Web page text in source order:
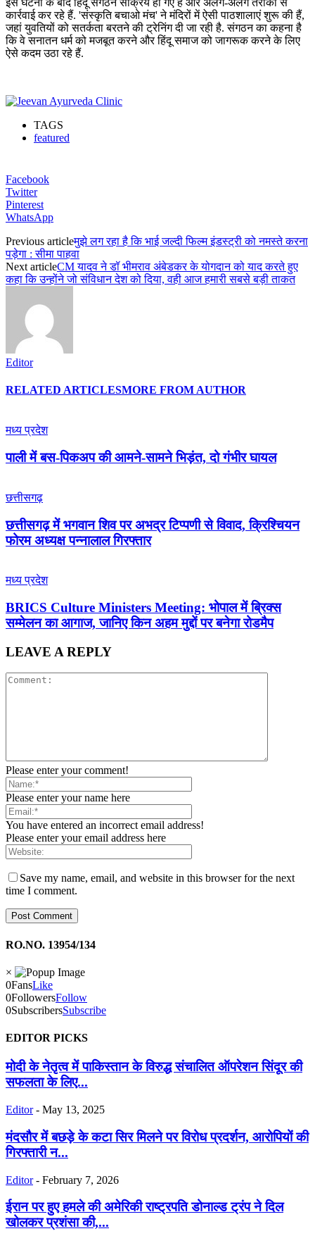
कार्रवाई कर रहे हैं. 'संस्कृति बचाओ मंच' ने मंदिरों में ऐसी पाठशालाएं शुरू की हैं,
जहां युवतियों को सतर्कता बरतने की ट्रेनिंग दी जा रही है. संगठन का कहना है
कि वे सनातन धर्म को मजबूत करने और हिंदू समाज को जागरूक करने के लिए
ऐसे कदम उठा रहे हैं.
TAGS
featured
Facebook
Twitter
Pinterest
WhatsApp
Previous articleमुझे लग रहा है कि भाई जल्दी फिल्म इंडस्ट्री को नमस्ते करना
पड़ेगा : सीमा पाहवा
Next articleCM यादव ने डॉ भीमराव अंबेडकर के योगदान को याद करते हुए
कहा कि उन्होंने जो संविधान देश को दिया, वही आज हमारी सबसे बड़ी ताकत
Editor
RELATED ARTICLESMORE FROM AUTHOR
मध्य प्रदेश
पाली में बस-पिकअप की आमने-सामने भिड़ंत, दो गंभीर घायल
छत्तीसगढ़
छत्तीसगढ़ में भगवान शिव पर अभद्र टिप्पणी से विवाद, क्रिश्चियन
फोरम अध्यक्ष पन्नालाल गिरफ्तार
मध्य प्रदेश
BRICS Culture Ministers Meeting: भोपाल में ब्रिक्स
सम्मेलन का आगाज, जानिए किन अहम मुद्दों पर बनेगा रोडमैप
LEAVE A REPLY
Please enter your comment!
Please enter your name here
You have entered an incorrect email address!
Please enter your email address here
Save my name, email, and website in this browser for the next
time I comment.
RO.NO. 13954/134
×
0FansLike
0FollowersFollow
0SubscribersSubscribe
EDITOR PICKS
मोदी के नेतृत्व में पाकिस्तान के विरुद्ध संचालित ऑपरेशन सिंदूर की
सफलता के लिए...
Editor - May 13, 2025
मंदसौर में बछड़े के कटा सिर मिलने पर विरोध प्रदर्शन, आरोपियों की
गिरफ्तारी न...
Editor - February 7, 2026
ईरान पर हुए हमले की अमेरिकी राष्ट्रपति डोनाल्ड ट्रंप ने दिल
खोलकर प्रशंसा की,...